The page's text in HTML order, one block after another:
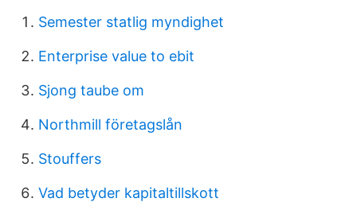
Semester statlig myndighet
Enterprise value to ebit
Sjong taube om
Northmill företagslån
Stouffers
Vad betyder kapitaltillskott